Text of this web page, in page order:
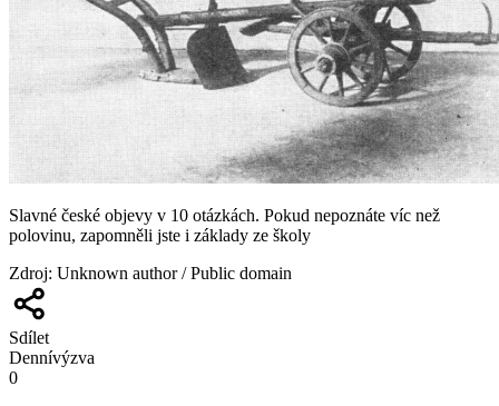
Slavné české objevy v 10 otázkách. Pokud nepoznáte víc než
polovinu, zapomněli jste i základy ze školy
Zdroj: Unknown author / Public domain
Sdílet
Dennívýzva
0